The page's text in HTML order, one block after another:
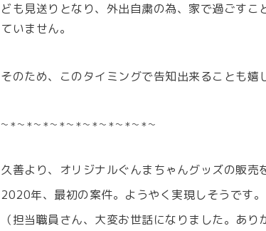
ども見送りとなり、外出自粛の為、家で過ごすこ
ていません。
そのため、このタイミングで告知出来ることも嬉
〜＊〜＊〜＊〜＊〜＊〜＊〜＊〜＊〜＊〜
久善より、オリジナルぐんまちゃんグッズの販売
2020年、最初の案件。ようやく実現しそうです。
（担当職員さん、大変お世話になりました。あ